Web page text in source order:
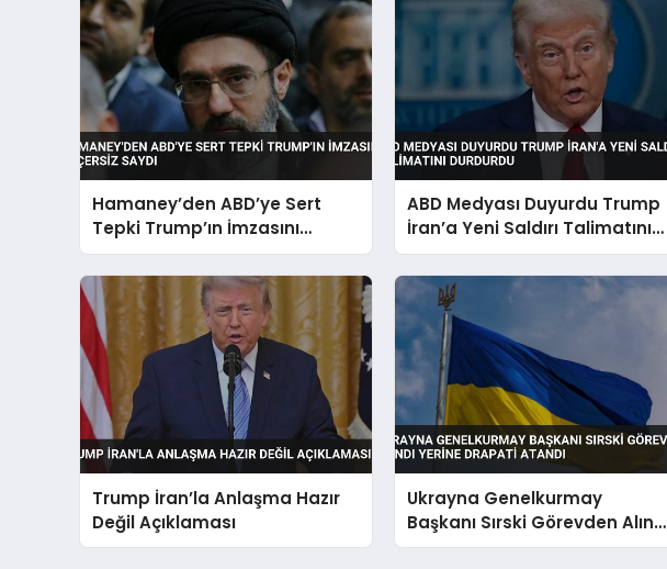
Hamaney’den ABD’ye Sert
Tepki Trump’ın İmzasını
Geçersiz Saydı
ABD Medyası Duyurdu Trump
İran’a Yeni Saldırı Talimatını
Durdurdu
Trump İran’la Anlaşma Hazır
Değil Açıklaması
Ukrayna Genelkurmay
Başkanı Sırski Görevden Alındı
Yerine Drapati Atandı